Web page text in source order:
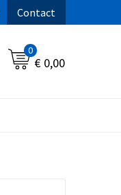
Contact
0
€ 0,00